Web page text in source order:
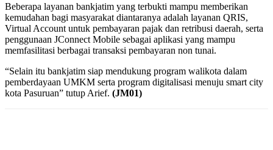
Beberapa layanan bankjatim yang terbukti mampu memberikan
kemudahan bagi masyarakat diantaranya adalah layanan QRIS,
Virtual Account untuk pembayaran pajak dan retribusi daerah, serta
penggunaan JConnect Mobile sebagai aplikasi yang mampu
memfasilitasi berbagai transaksi pembayaran non tunai.
“Selain itu bankjatim siap mendukung program walikota dalam
pemberdayaan UMKM serta program digitalisasi menuju smart city
kota Pasuruan” tutup Arief. (JM01)